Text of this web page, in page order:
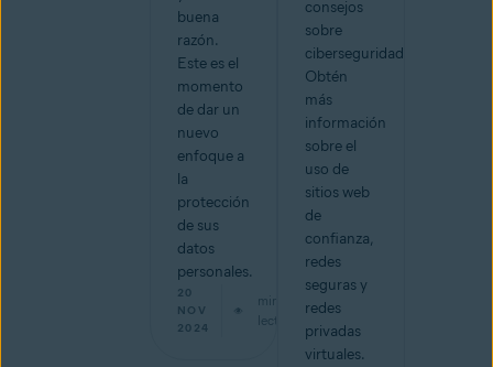
buena
razón.
Este es el
momento
de dar un
nuevo
enfoque a
la
protección
de sus
datos
personales.
20
NOV
2024
min de
lectura
consejos
sobre
ciberseguridad.
Obtén
más
información
sobre el
uso de
sitios web
de
confianza,
redes
seguras y
redes
privadas
virtuales.